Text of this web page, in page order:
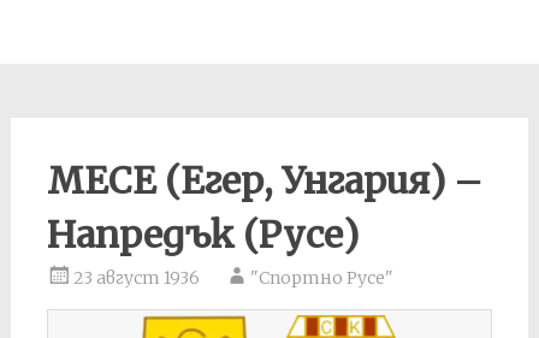
МЕСЕ (Егер, Унгария) –
Напредък (Русе)
23 август 1936 "Спортно Русе"